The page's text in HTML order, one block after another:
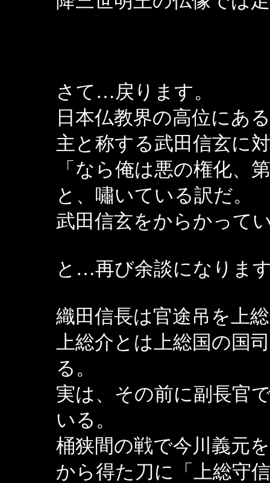
さて…戻ります。
日本仏教界の高位にあ
主と称する武田信玄
「なら俺は悪の権化
と、嘯いている訳だ
武田信玄をからかっ
と…再び余談になり
織田信長は官途吊を上
上総介とは上総国の国
る。
実は、その前に副長官
いる。
桶狭間の戦で今川義元
から得た刀に「上総守